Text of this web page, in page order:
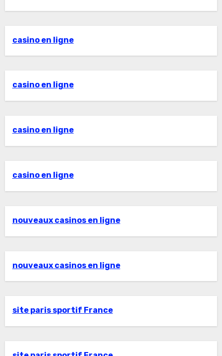
casino en ligne
casino en ligne
casino en ligne
casino en ligne
nouveaux casinos en ligne
nouveaux casinos en ligne
site paris sportif France